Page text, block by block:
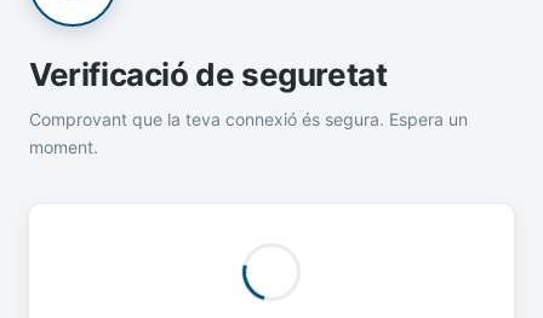
Verificació de seguretat
Comprovant que la teva connexió és segura. Espera un
moment.